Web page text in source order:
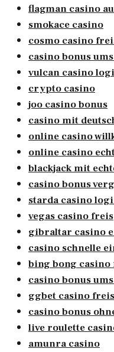
flagman casino
smokace casino
cosmo casino
casino bonus
vulcan casino
crypto casino
joo casino bonus
casino mit
online casino
online casino
blackjack mit
casino bonus
starda casino
vegas casino
gibraltar casino
casino schnelle
bing bong
casino bonus
ggbet casino
casino bonus
live roulette
amunra casino